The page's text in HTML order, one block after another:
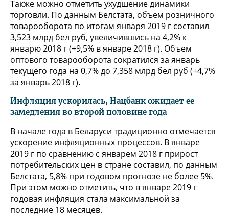
Также можно отметить ухудшение динамики
торговли. По данным Белстата, объем розничного
товарооборота по итогам января 2019 г составил
3,523 млрд бел руб, увеличившись на 4,2% к
январю 2018 г (+9,5% в январе 2018 г). Объем
оптового товарооборота сократился за январь
текущего года на 0,7% до 7,358 млрд бел руб (+4,7%
за январь 2018 г).
Инфляция ускорилась, Нацбанк ожидает ее
замедления во второй половине года
В начале года в Беларуси традиционно отмечается
ускорение инфляционных процессов. В январе
2019 г по сравнению с январем 2018 г прирост
потребительских цен в стране составил, по данным
Белстата, 5,8% при годовом прогнозе не более 5%.
При этом можно отметить, что в январе 2019 г
годовая инфляция стала максимальной за
последние 18 месяцев.